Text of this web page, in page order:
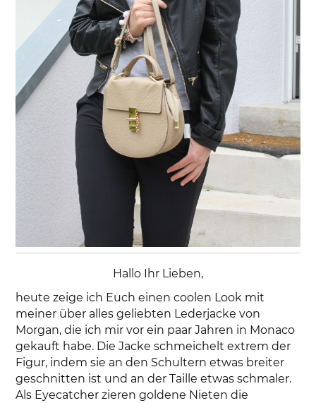
Hallo Ihr Lieben,
heute zeige ich Euch einen coolen Look mit
meiner über alles geliebten Lederjacke von
Morgan, die ich mir vor ein paar Jahren in Monaco
gekauft habe. Die Jacke schmeichelt extrem der
Figur, indem sie an den Schultern etwas breiter
geschnitten ist und an der Taille etwas schmaler.
Als Eyecatcher zieren goldene Nieten die